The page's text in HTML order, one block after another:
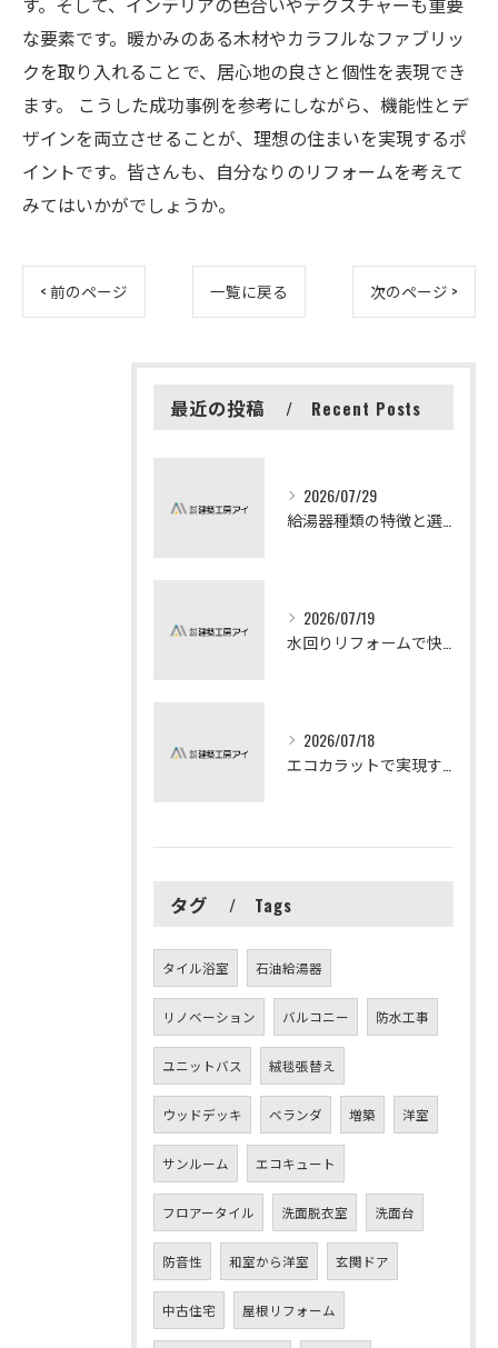
な要素です。暖かみのある木材やカラフルなファブリッ
クを取り入れることで、居心地の良さと個性を表現でき
ます。 こうした成功事例を参考にしながら、機能性とデ
ザインを両立させることが、理想の住まいを実現するポ
イントです。皆さんも、自分なりのリフォームを考えて
みてはいかがでしょうか。
< 前のページ 一覧に戻る 次のページ >
最近の投稿 Recent Posts
2026/07/29
2026/07/19
2026/07/18
タグ Tags
タイル浴室 石油給湯器
リノベーション バルコニー 防水工事
ユニットバス 絨毯張替え
ウッドデッキ ベランダ 増築 洋室
サンルーム エコキュート
フロアータイル 洗面脱衣室 洗面台
防音性 和室から洋室 玄関ドア
中古住宅 屋根リフォーム